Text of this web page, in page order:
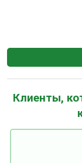
Клиенты,